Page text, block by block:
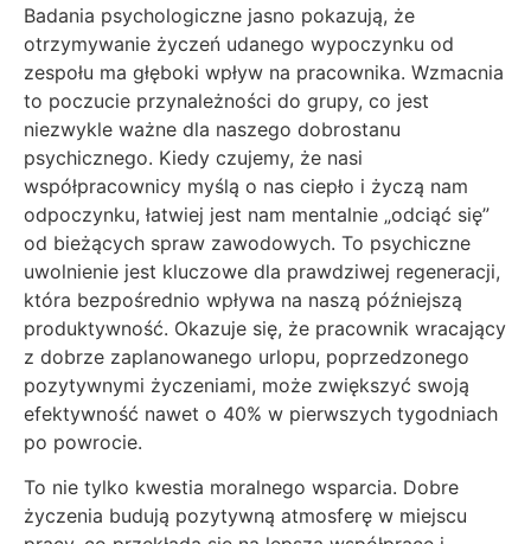
Badania psychologiczne jasno pokazują, że
otrzymywanie życzeń udanego wypoczynku od
zespołu ma głęboki wpływ na pracownika. Wzmacnia
to poczucie przynależności do grupy, co jest
niezwykle ważne dla naszego dobrostanu
psychicznego. Kiedy czujemy, że nasi
współpracownicy myślą o nas ciepło i życzą nam
odpoczynku, łatwiej jest nam mentalnie „odciąć się”
od bieżących spraw zawodowych. To psychiczne
uwolnienie jest kluczowe dla prawdziwej regeneracji,
która bezpośrednio wpływa na naszą późniejszą
produktywność. Okazuje się, że pracownik wracający
z dobrze zaplanowanego urlopu, poprzedzonego
pozytywnymi życzeniami, może zwiększyć swoją
efektywność nawet o 40% w pierwszych tygodniach
po powrocie.
To nie tylko kwestia moralnego wsparcia. Dobre
życzenia budują pozytywną atmosferę w miejscu